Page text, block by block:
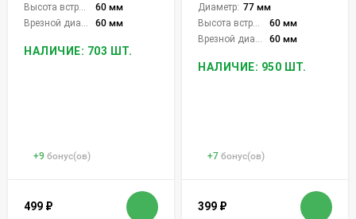
60 мм
60 мм
НАЛИЧИЕ: 703 ШТ.
+9 бонус(ов)
499 ₽
Диаметр: 77 мм
60 мм
60 мм
НАЛИЧИЕ: 950 ШТ.
+7 бонус(ов)
399 ₽